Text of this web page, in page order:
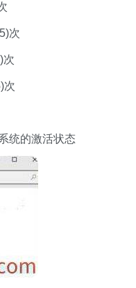
次
次
次
统的激活状态